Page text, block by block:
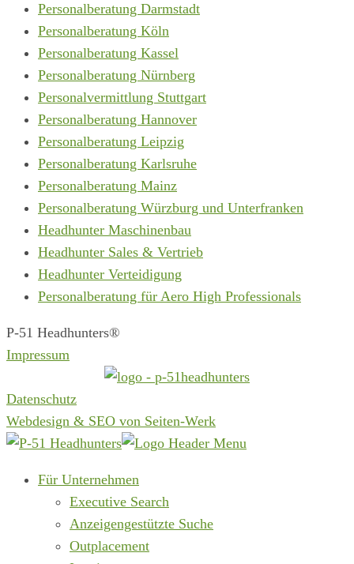
Personalberatung Darmstadt
Personalberatung Köln
Personalberatung Kassel
Personalberatung Nürnberg
Personalvermittlung Stuttgart
Personalberatung Hannover
Personalberatung Leipzig
Personalberatung Karlsruhe
Personalberatung Mainz
Personalberatung Würzburg und Unterfranken
Headhunter Maschinenbau
Headhunter Sales & Vertrieb
Headhunter Verteidigung
Personalberatung für Aero High Professionals
P-51 Headhunters®
Impressum
Datenschutz
Webdesign & SEO von Seiten-Werk
Für Unternehmen
Executive Search
Anzeigengestützte Suche
Outplacement